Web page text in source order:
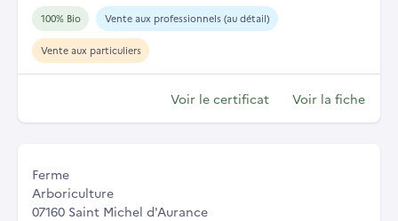
100% Bio Vente aux professionnels (au détail)
Vente aux particuliers
Voir le certificat Voir la fiche
Ferme
Arboriculture
07160 Saint Michel d'Aurance